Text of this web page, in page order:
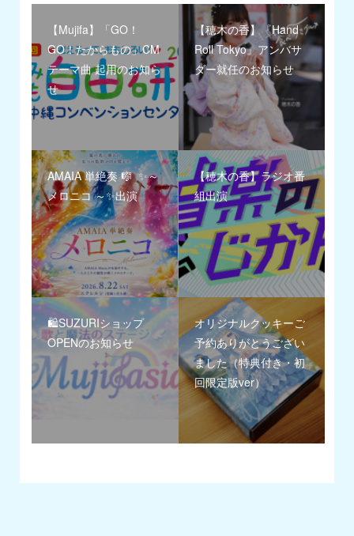
【Mujifa】「GO！
GO！たからもの」CM
テーマ曲 起用のお知ら
せ
【穂木の香】『Hand
Roll Tokyo』アンバサ
ダー就任のお知らせ
AMAIA 単絶奏 🎼 ✨～
メロニコ ～✨出演
【穂木の香】ラジオ番
組出演
🛍️SUZURIショップ
OPENのお知らせ
オリジナルクッキーご
予約ありがとうござい
ました（特典付き・初
回限定版ver）